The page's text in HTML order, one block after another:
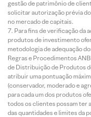
gestão de patrimônio de
solicitar autorização prévia
no mercado de capitais.
Para fins de verificação da
produtos de investimento
metodologia de adequação
Regras e Procedimentos
de Distribuição de Produtos
atribuir uma pontuação
(conservador, moderado e
para cada um dos produtos
todos os clientes possam ter
das quantidades e limites da